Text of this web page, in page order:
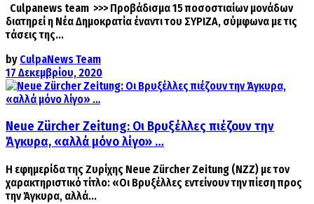
Culpanews team >>> Προβάδισμα 15 ποσοστιαίων μονάδων
διατηρεί η Νέα Δημοκρατία έναντι του ΣΥΡΙΖΑ, σύμφωνα με τις
τάσεις της...
by CulpaNews Team
17 Δεκεμβρίου, 2020
Neue Zürcher Zeitung: Οι Βρυξέλλες πιέζουν την
Άγκυρα, «αλλά μόνο λίγο» …
Η εφημερίδα της Ζυρίχης Neue Zürcher Zeitung (ΝΖΖ) με τον
χαρακτηριστικό τίτλο: «Οι Βρυξέλλες εντείνουν την πίεση προς
την Άγκυρα, αλλά...